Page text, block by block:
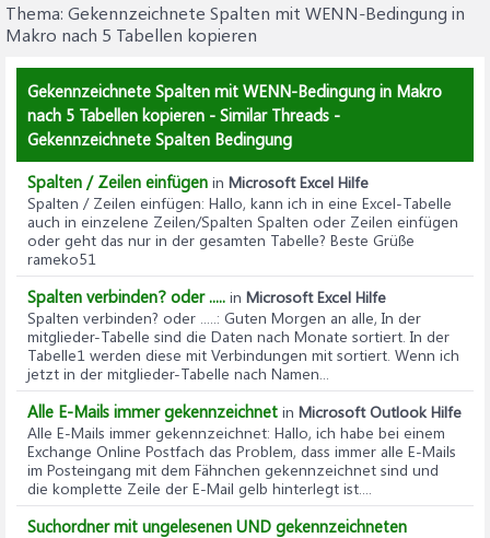
Thema: Gekennzeichnete Spalten mit WENN-Bedingung in
Makro nach 5 Tabellen kopieren
Gekennzeichnete Spalten mit WENN-Bedingung in Makro
nach 5 Tabellen kopieren - Similar Threads -
Gekennzeichnete Spalten Bedingung
Spalten / Zeilen einfügen in Microsoft Excel Hilfe
Spalten / Zeilen einfügen: Hallo, kann ich in eine Excel-Tabelle
auch in einzelene Zeilen/Spalten Spalten oder Zeilen einfügen
oder geht das nur in der gesamten Tabelle? Beste Grüße
rameko51
Spalten verbinden? oder ..... in Microsoft Excel Hilfe
Spalten verbinden? oder .....: Guten Morgen an alle, In der
mitglieder-Tabelle sind die Daten nach Monate sortiert. In der
Tabelle1 werden diese mit Verbindungen mit sortiert. Wenn ich
jetzt in der mitglieder-Tabelle nach Namen...
Alle E-Mails immer gekennzeichnet in Microsoft Outlook Hilfe
Alle E-Mails immer gekennzeichnet: Hallo, ich habe bei einem
Exchange Online Postfach das Problem, dass immer alle E-Mails
im Posteingang mit dem Fähnchen gekennzeichnet sind und
die komplette Zeile der E-Mail gelb hinterlegt ist....
Suchordner mit ungelesenen UND gekennzeichneten